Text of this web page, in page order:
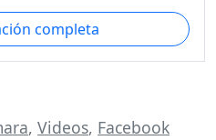
completa
, Videos, Facebook